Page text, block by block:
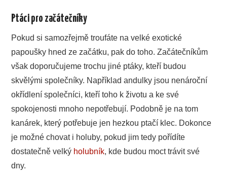
Ptáci pro začátečníky
Pokud si samozřejmě troufáte na velké exotické
papoušky hned ze začátku, pak do toho. Začátečníkům
však doporučujeme trochu jiné ptáky, kteří budou
skvělými společníky. Například andulky jsou nenároční
okřídlení společníci, kteří toho k životu a ke své
spokojenosti mnoho nepotřebují. Podobně je na tom
kanárek, který potřebuje jen hezkou ptačí klec. Dokonce
je možné chovat i holuby, pokud jim tedy pořídíte
dostatečně velký holubník, kde budou moct trávit své
dny.